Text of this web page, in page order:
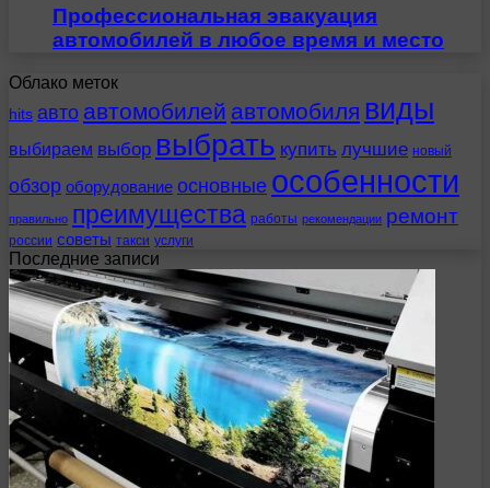
Профессиональная эвакуация
автомобилей в любое время и место
Облако меток
hits авто автомобилей автомобиля виды
выбираем выбор выбрать купить лучшие новый
обзор оборудование основные особенности
правильно преимущества работы рекомендации ремонт
россии советы такси услуги
Последние записи